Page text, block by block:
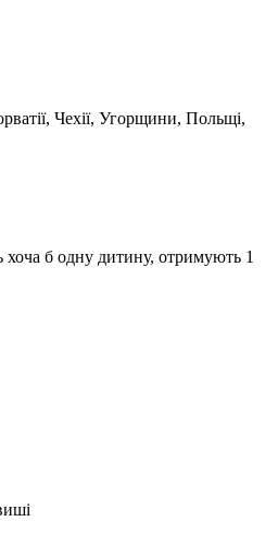
Чехії, Угорщини, Польщі,
хоча б одну дитину, отримують 1